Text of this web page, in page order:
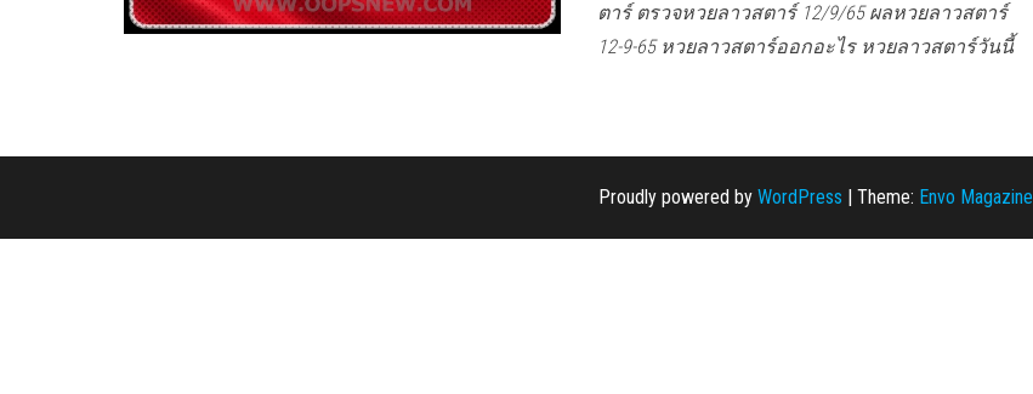
ตาร์ ตรวจหวยลาวสตาร์ 12/9/65 ผลหวยลาวสตาร์
12-9-65 หวยลาวสตาร์ออกอะไร หวยลาวสตาร์วันนี้
Proudly powered by WordPress | Theme: Envo Magazine